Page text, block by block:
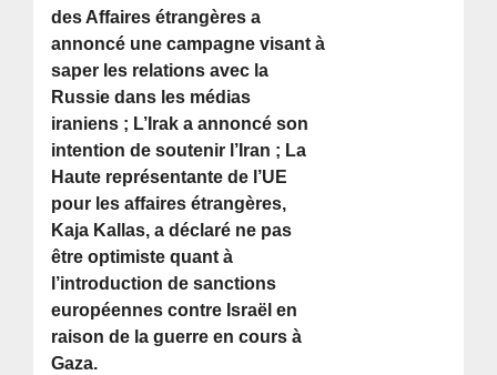
des Affaires étrangères a
annoncé une campagne visant à
saper les relations avec la
Russie dans les médias
iraniens ; L’Irak a annoncé son
intention de soutenir l’Iran ; La
Haute représentante de l’UE
pour les affaires étrangères,
Kaja Kallas, a déclaré ne pas
être optimiste quant à
l’introduction de sanctions
européennes contre Israël en
raison de la guerre en cours à
Gaza.